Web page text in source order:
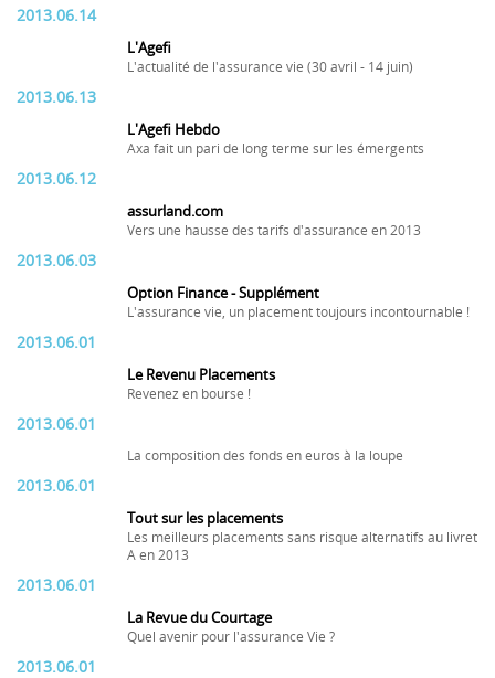
2013.06.14
L'Agefi
L'actualité de l'assurance vie (30 avril - 14 juin)
2013.06.13
L'Agefi Hebdo
Axa fait un pari de long terme sur les émergents
2013.06.12
assurland.com
Vers une hausse des tarifs d'assurance en 2013
2013.06.03
Option Finance - Supplément
L'assurance vie, un placement toujours incontournable !
2013.06.01
Le Revenu Placements
Revenez en bourse !
2013.06.01
La composition des fonds en euros à la loupe
2013.06.01
Tout sur les placements
Les meilleurs placements sans risque alternatifs au livret
A en 2013
2013.06.01
La Revue du Courtage
Quel avenir pour l'assurance Vie ?
2013.06.01